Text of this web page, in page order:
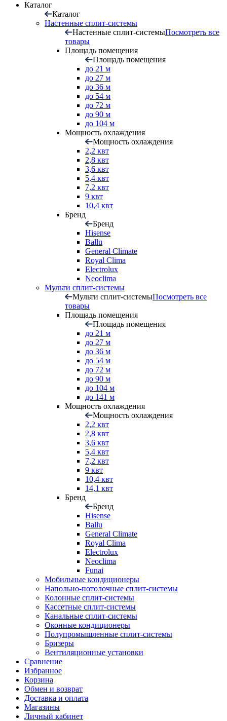
Каталог
Каталог
Настенные сплит-системы
Настенные сплит-системыПосмотреть все
товары
Площадь помещения
Площадь помещения
до 21 м
до 27 м
до 36 м
до 54 м
до 72 м
до 90 м
до 104 м
Мощность охлаждения
Мощность охлаждения
2,2 квт
2,8 квт
3,6 квт
5,4 квт
7,2 квт
9 квт
10,4 квт
Бренд
Бренд
Hisense
Ballu
General Climate
Royal Clima
Electrolux
Neoclima
Мульти сплит-системы
Мульти сплит-системыПосмотреть все
товары
Площадь помещения
Площадь помещения
до 21 м
до 27 м
до 36 м
до 54 м
до 72 м
до 90 м
до 104 м
до 141 м
Мощность охлаждения
Мощность охлаждения
2,2 квт
2,8 квт
3,6 квт
5,4 квт
7,2 квт
9 квт
10,4 квт
14,1 квт
Бренд
Бренд
Hisense
Ballu
General Climate
Royal Clima
Electrolux
Neoclima
Funai
Мобильные кондиционеры
Напольно-потолоч​ные ​сплит-системы
Колонные ​​сплит-системы
Кассетные сплит-системы
Канальные сплит-системы
Оконные кондиционеры
Полупромышленные сплит-системы
Бризеры
Вентиляционные установки
Сравнение
Избранное
Корзина
Обмен и возврат
Доставка и оплата
Магазины
Личный кабинет